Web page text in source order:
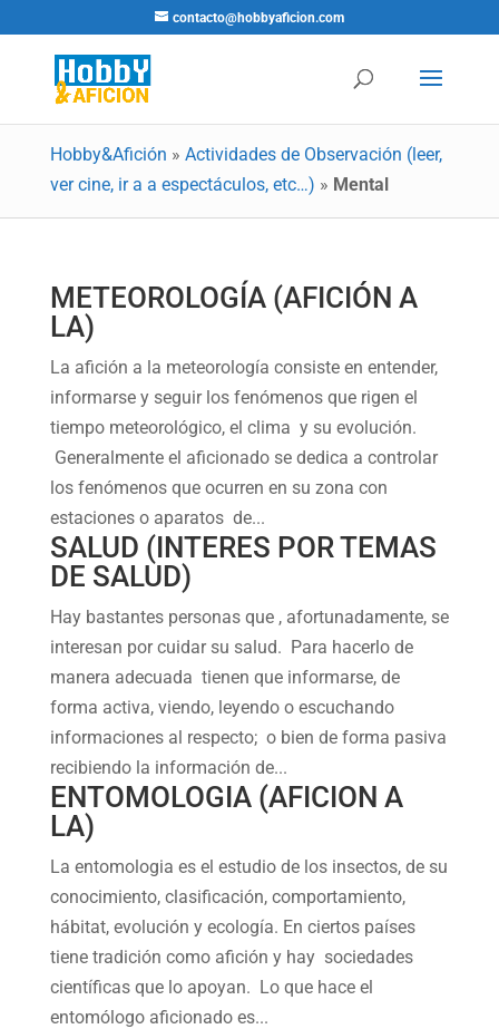
contacto@hobbyaficion.com
Hobby&Afición » Actividades de Observación (leer,
ver cine, ir a a espectáculos, etc…) » Mental
METEOROLOGÍA (AFICIÓN A
LA)
La afición a la meteorología consiste en entender,
informarse y seguir los fenómenos que rigen el
tiempo meteorológico, el clima y su evolución.
Generalmente el aficionado se dedica a controlar
los fenómenos que ocurren en su zona con
estaciones o aparatos de...
SALUD (INTERES POR TEMAS
DE SALUD)
Hay bastantes personas que , afortunadamente, se
interesan por cuidar su salud. Para hacerlo de
manera adecuada tienen que informarse, de
forma activa, viendo, leyendo o escuchando
informaciones al respecto; o bien de forma pasiva
recibiendo la información de...
ENTOMOLOGIA (AFICION A
LA)
La entomologia es el estudio de los insectos, de su
conocimiento, clasificación, comportamiento,
hábitat, evolución y ecología. En ciertos países
tiene tradición como afición y hay sociedades
científicas que lo apoyan. Lo que hace el
entomólogo aficionado es...